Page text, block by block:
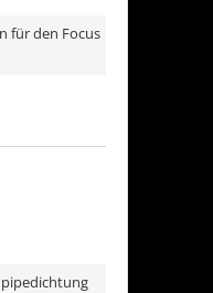
für den Focus